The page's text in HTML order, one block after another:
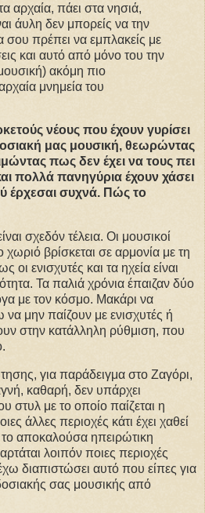
αρχαία, πάει στα νησιά,
άυλη δεν μπορείς να την
σου πρέπει να εμπλακείς με
και αυτό από μόνο του την
ακόμη πιο
μνημεία του
νέους που έχουν γυρίσει
μας μουσική, θεωρώντας
πως δεν έχει να τους πει
πολλά πανηγύρια έχουν χάσει
έρχεσαι συχνά. Πώς το
σχεδόν τέλεια. Οι μουσικοί
χωριό βρίσκεται σε αρμονία με τη
οι ενισχυτές και τα ηχεία είναι
Τα παλιά χρόνια έπαιζαν δύο
με τον κόσμο. Μακάρι να
μην παίζουν με ενισχυτές ή
στην κατάλληλη ρύθμιση, που
για παράδειγμα στο Ζαγόρι,
καθαρή, δεν υπάρχει
στυλ με το οποίο παίζεται η
άλλες περιοχές κάτι έχει χαθεί
αποκαλούσα ηπειρώτικη
λοιπόν ποιες περιοχές
διαπιστώσει αυτό που είπες για
σας μουσικής από